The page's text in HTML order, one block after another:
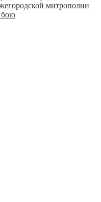
митрополии
бою